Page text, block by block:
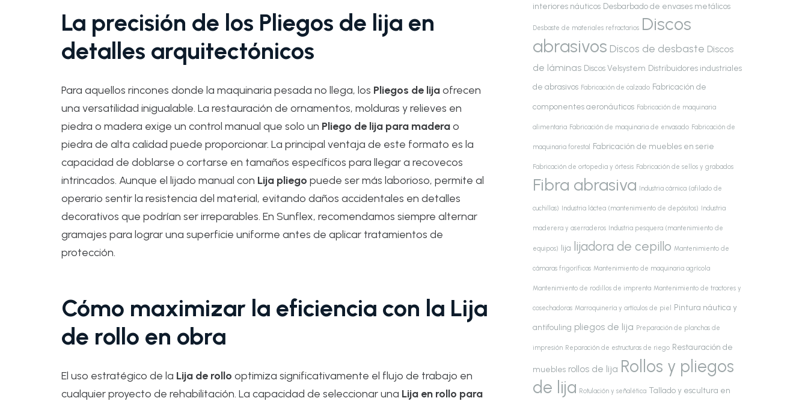
La precisión de los Pliegos de lija en
detalles arquitectónicos
Para aquellos rincones donde la maquinaria pesada no llega, los Pliegos de lijaofrecen
una versatilidad inigualable. La restauración de ornamentos, molduras y relieves en
piedra o madera exige un control manual que solo un Pliego de lija para maderao
piedra de alta calidad puede proporcionar. La principal ventaja de este formato es la
capacidad de doblarse o cortarse en tamaños específicos para llegar a recovecos
intrincados. Aunque el lijado manual con Lija pliego puede ser más laborioso, permite al
operario sentir la resistencia del material, evitando daños accidentales en detalles
decorativos que podrían ser irreparables. En Sunflex, recomendamos siempre alternar
gramajes para lograr una superficie uniforme antes de aplicar tratamientos de
protección.
Cómo maximizar la eficiencia con la Lija
de rollo en obra
El uso estratégico de la Lija de rollo optimiza significativamente el flujo de trabajo en
cualquier proyecto de rehabilitación. La capacidad de seleccionar una Lija en rollo para
interiores náuticos Desbarbado de envases metálicos
Desbaste de materiales refractarios Discos
abrasivos Discos de desbaste Discos
de láminas Discos Velsystem Distribuidores industriales
de abrasivos Fabricación de calzado Fabricación de
componentes aeronáuticos Fabricación de maquinaria
alimentaria Fabricación de maquinaria de envasado Fabricación de
maquinaria forestal Fabricación de muebles en serie
Fabricación de ortopedia y órtesis Fabricación de sellos y grabados
Fibra abrasiva Industria cárnica (afilado de
cuchillas) Industria láctea (mantenimiento de depósitos) Industria
maderera y aserraderos Industria pesquera (mantenimiento de
equipos) lija lijadora de cepillo Mantenimiento de
cámaras frigoríficas Mantenimiento de maquinaria agrícola
Mantenimiento de rodillos de imprenta Mantenimiento de tractores y
cosechadoras Marroquinería y artículos de piel Pintura náutica y
antifouling pliegos de lija Preparación de planchas de
impresión Reparación de estructuras de riego Restauración de
muebles rollos de lija Rollos y pliegos
de lija Rotulación y señalética Tallado y escultura en